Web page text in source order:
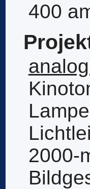
400
2000-